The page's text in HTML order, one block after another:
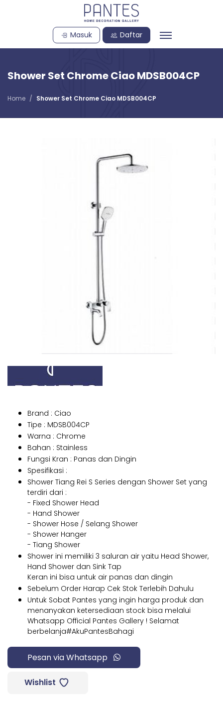
Masuk Daftar
Shower Set Chrome Ciao MDSB004CP
Home Shower Set Chrome Ciao MDSB004CP
Brand : Ciao
Tipe : MDSB004CP
Warna : Chrome
Bahan : Stainless
Fungsi Kran : Panas dan Dingin
Spesifikasi :
Shower Tiang Rei S Series dengan Shower Set yang
terdiri dari :
- Fixed Shower Head
- Hand Shower
- Shower Hose / Selang Shower
- Shower Hanger
- Tiang Shower
Shower ini memiliki 3 saluran air yaitu Head Shower,
Hand Shower dan Sink Tap
Keran ini bisa untuk air panas dan dingin
Sebelum Order Harap Cek Stok Terlebih Dahulu
Untuk Sobat Pantes yang ingin harga produk dan
menanyakan ketersediaan stock bisa melalui
Whatsapp Official Pantes Gallery ! Selamat
berbelanja#AkuPantesBahagi
Pesan via Whatsapp
Wishlist